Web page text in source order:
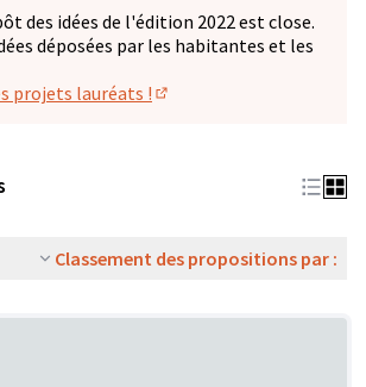
des idées de l'édition 2022 est close.
déposées par les habitantes et les
projets lauréats !
Classement des propositions par :